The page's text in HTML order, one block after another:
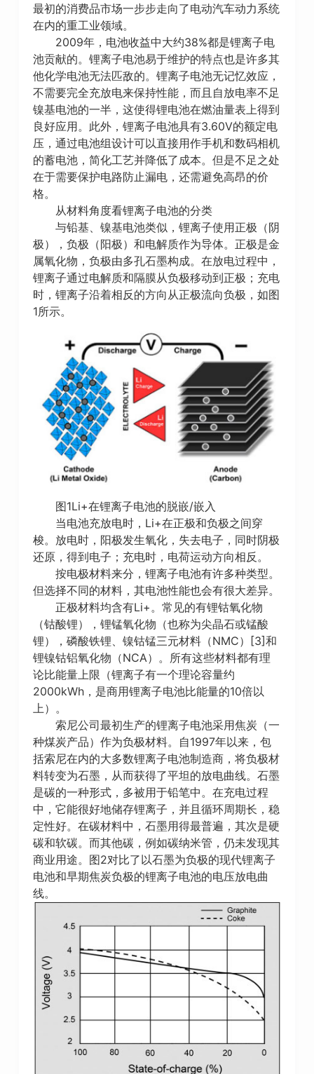
最初的消费品市场一步步走向了电动汽车动力系统
在内的重工业领域。
2009年，电池收益中大约38%都是锂离子电
池贡献的。锂离子电池易于维护的特点也是许多其
他化学电池无法匹敌的。锂离子电池无记忆效应，
不需要完全充放电来保持性能，而且自放电率不足
镍基电池的一半，这使得锂电池在燃油量表上得到
良好应用。此外，锂离子电池具有3.60V的额定电
压，通过电池组设计可以直接用作手机和数码相机
的蓄电池，简化工艺并降低了成本。但是不足之处
在于需要保护电路防止漏电，还需避免高昂的价
格。
从材料角度看锂离子电池的分类
与铅基、镍基电池类似，锂离子使用正极（阴
极），负极（阳极）和电解质作为导体。正极是金
属氧化物，负极由多孔石墨构成。在放电过程中，
锂离子通过电解质和隔膜从负极移动到正极；充电
时，锂离子沿着相反的方向从正极流向负极，如图
1所示。
图1Li+在锂离子电池的脱嵌/嵌入
当电池充放电时，Li+在正极和负极之间穿
梭。放电时，阳极发生氧化，失去电子，同时阴极
还原，得到电子；充电时，电荷运动方向相反。
按电极材料来分，锂离子电池有许多种类型。
但选择不同的材料，其电池性能也会有很大差异。
正极材料均含有Li+。常见的有锂钴氧化物
（钴酸锂），锂锰氧化物（也称为尖晶石或锰酸
锂），磷酸铁锂、镍钴锰三元材料（NMC）[3]和
锂镍钴铝氧化物（NCA）。所有这些材料都有理
论比能量上限（锂离子有一个理论容量约
2000kWh，是商用锂离子电池比能量的10倍以
上）。
索尼公司最初生产的锂离子电池采用焦炭（一
种煤炭产品）作为负极材料。自1997年以来，包
括索尼在内的大多数锂离子电池制造商，将负极材
料转变为石墨，从而获得了平坦的放电曲线。石墨
是碳的一种形式，多被用于铅笔中。在充电过程
中，它能很好地储存锂离子，并且循环周期长，稳
定性好。在碳材料中，石墨用得最普遍，其次是硬
碳和软碳。而其他碳，例如碳纳米管，仍未发现其
商业用途。图2对比了以石墨为负极的现代锂离子
电池和早期焦炭负极的锂离子电池的电压放电曲
线。